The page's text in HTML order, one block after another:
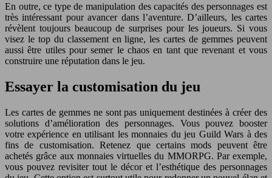
En outre, ce type de manipulation des capacités des personnages est
très intéressant pour avancer dans l’aventure. D’ailleurs, les cartes
révèlent toujours beaucoup de surprises pour les joueurs. Si vous
visez le top du classement en ligne, les cartes de gemmes peuvent
aussi être utiles pour semer le chaos en tant que revenant et vous
construire une réputation dans le jeu.
Essayer la customisation du jeu
Les cartes de gemmes ne sont pas uniquement destinées à créer des
solutions d’amélioration des personnages. Vous pouvez booster
votre expérience en utilisant les monnaies du jeu Guild Wars à des
fins de customisation. Retenez que certains mods peuvent être
achetés grâce aux monnaies virtuelles du MMORPG. Par exemple,
vous pouvez revisiter tout le décor et l’esthétique des personnages